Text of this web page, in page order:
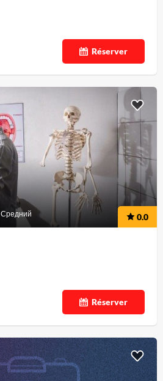
Réserver
Средний 0.0
Réserver